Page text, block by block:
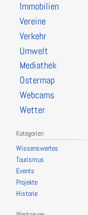
Immobilien
Vereine
Verkehr
Umwelt
Mediathek
Ostermap
Webcams
Wetter
Kategorien
Wissenswertes
Tourismus
Events
Projekte
Historie